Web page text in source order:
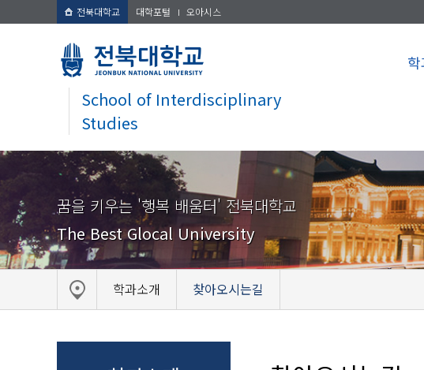
전북대학교 대학포털 오아시스
School of Interdisciplinary
Studies
꿈을 키우는 '행복 배움터' 전북대학교
The Best Glocal University
학과소개 찾아오시는길